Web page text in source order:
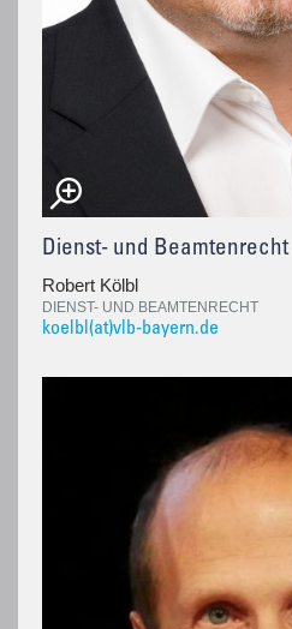
Dienst- und Beamtenrecht
Robert Kölbl
DIENST- UND BEAMTENRECHT
koelbl(at)vlb-bayern.de